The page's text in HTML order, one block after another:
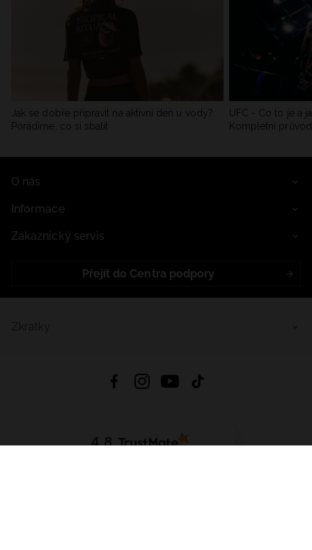
Jak se dobře připravit na aktivní den u vody?
Poradíme, co si sbalit
UFC - Co to je a
Kompletní
O nás
Informace
Zákaznický servis
Přejít do Centra podpory
4.8